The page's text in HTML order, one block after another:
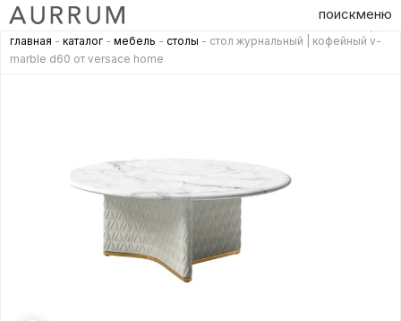
поискменю
главная - каталог - мебель - столы - стол журнальный | кофейный v-
marble d60 от versace home